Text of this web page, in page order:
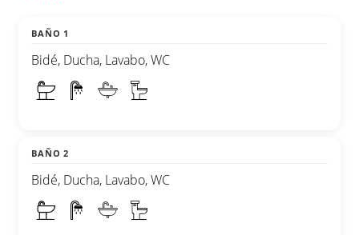
BAÑO 1
Bidé, Ducha, Lavabo, WC
BAÑO 2
Bidé, Ducha, Lavabo, WC